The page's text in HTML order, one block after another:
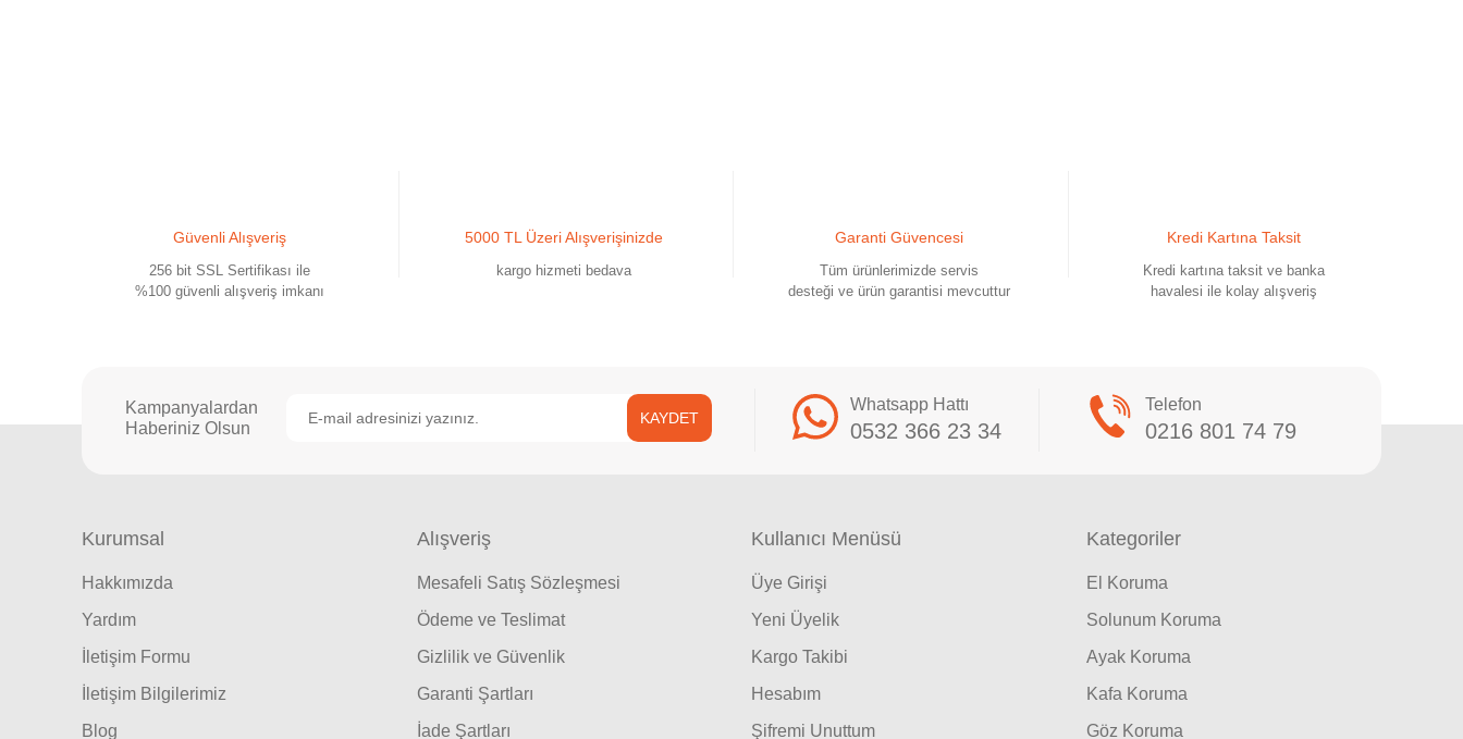
Güvenli Alışveriş
256 bit SSL Sertifikası ile
%100 güvenli alışveriş imkanı
5000 TL Üzeri Alışverişinizde
kargo hizmeti bedava
Garanti Güvencesi
Tüm ürünlerimizde servis
desteği ve ürün garantisi mevcuttur
Kredi Kartına Taksit
Kredi kartına taksit ve banka
havalesi ile kolay alışveriş
Kampanyalardan
Haberiniz Olsun
KAYDET
Whatsapp Hattı
0532 366 23 34
Telefon
0216 801 74 79
Kurumsal
Hakkımızda
Yardım
İletişim Formu
İletişim Bilgilerimiz
Blog
Alışveriş
Mesafeli Satış Sözleşmesi
Ödeme ve Teslimat
Gizlilik ve Güvenlik
Garanti Şartları
İade Şartları
Kullanıcı Menüsü
Üye Girişi
Yeni Üyelik
Kargo Takibi
Hesabım
Şifremi Unuttum
Kategoriler
El Koruma
Solunum Koruma
Ayak Koruma
Kafa Koruma
Göz Koruma